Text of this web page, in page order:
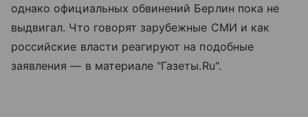
однако официальных обвинений Берлин пока не
выдвигал. Что говорят зарубежные СМИ и как
российские власти реагируют на подобные
заявления — в материале "Газеты.Ru".